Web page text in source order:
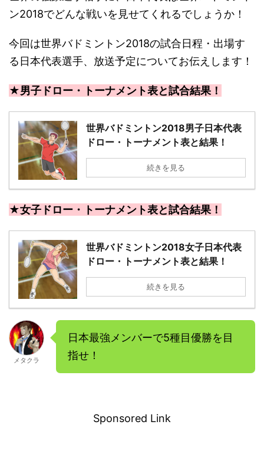
ン2018でどんな戦いを見せてくれるでしょうか！
今回は世界バドミントン2018の試合日程・出場す
る日本代表選手、放送予定についてお伝えします！
★男子ドロー・トーナメント表と試合結果！
世界バドミントン2018男子日本代表
ドロー・トーナメント表と結果！
続きを見る
★女子ドロー・トーナメント表と試合結果！
世界バドミントン2018女子日本代表
ドロー・トーナメント表と結果！
続きを見る
メタクラ
日本最強メンバーで5種目優勝を目
指せ！
Sponsored Link